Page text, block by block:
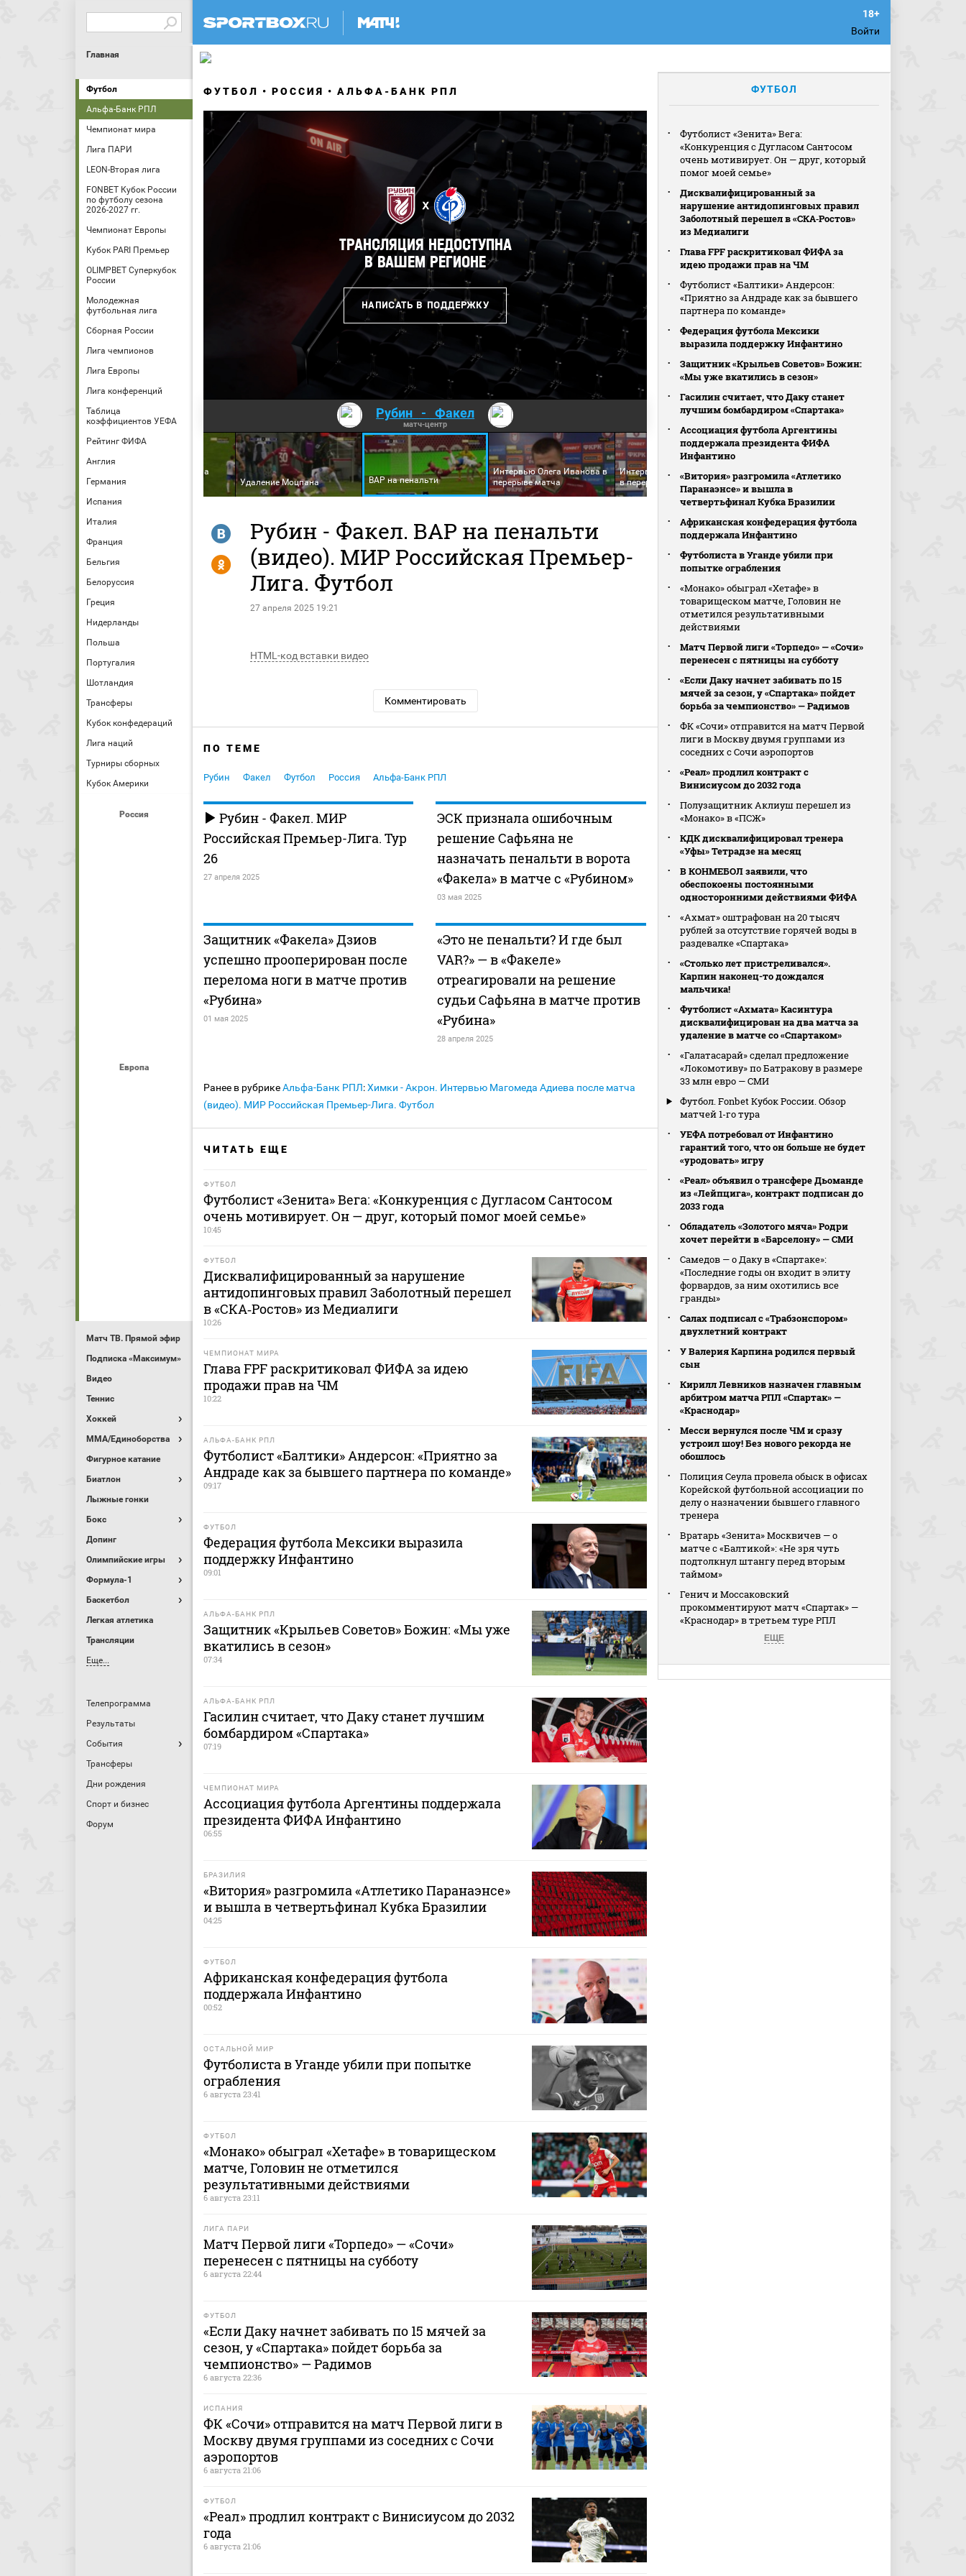
Войти
Главная
Футбол
Альфа-Банк РПЛ
Чемпионат мира
Лига ПАРИ
LEON-Вторая лига
FONBET Кубок России
по футболу сезона
2026-2027 гг.
Чемпионат Европы
Кубок PARI Премьер
OLIMPBET Суперкубок
России
Молодежная
футбольная лига
Сборная России
Лига чемпионов
Лига Европы
Лига конференций
Таблица
коэффициентов УЕФА
Рейтинг ФИФА
Англия
Германия
Испания
Италия
Франция
Бельгия
Белоруссия
Греция
Нидерланды
Польша
Португалия
Шотландия
Трансферы
Кубок конфедераций
Лига наций
Турниры сборных
Кубок Америки
Россия
Европа
Матч ТВ. Прямой эфир
Подписка «Максимум»
Видео
Теннис
Хоккей
MMA/Единоборства
Фигурное катание
Биатлон
Лыжные гонки
Бокс
Допинг
Олимпийские игры
Формула-1
Баскетбол
Легкая атлетика
Трансляции
Еще...
Телепрограмма
Результаты
События
Трансферы
Дни рождения
Спорт и бизнес
Форум
ФУТБОЛ РОССИЯ АЛЬФА-БАНК РПЛ
Рубин - Факел
матч-центр
Дзиов покинул поле на
электрокаре
Удаление Моцпана ВАР на пенальти
Интервью Олега Иванова в
перерыве матча
Интервью Игоря Калинина
в перерыве матча
Интервью Руслана
Безрукова после матча
Рубин - Факел. ВАР на пенальти
(видео). МИР Российская Премьер-
Лига. Футбол
27 апреля 2025 19:21
R
Y
HTML-код вставки видео
Комментировать
ПО ТЕМЕ
Рубин Факел Футбол Россия Альфа-Банк РПЛ
Рубин - Факел. МИР
Российская Премьер-Лига. Тур
26
27 апреля 2025
ЭСК признала ошибочным
решение Сафьяна не
назначать пенальти в ворота
«Факела» в матче с «Рубином»
03 мая 2025
Защитник «Факела» Дзиов
успешно прооперирован после
перелома ноги в матче против
«Рубина»
01 мая 2025
«Это не пенальти? И где был
VAR?» — в «Факеле»
отреагировали на решение
судьи Сафьяна в матче против
«Рубина»
28 апреля 2025
Ранее в рубрикеАльфа-Банк РПЛ:Химки - Акрон. Интервью Магомеда Адиева после матча
(видео). МИР Российская Премьер-Лига. Футбол
ЧИТАТЬ ЕЩЕ
ФУТБОЛ
Футболист «Зенита» Вега: «Конкуренция с Дугласом Сантосом
очень мотивирует. Он — друг, который помог моей семье»
10:45
ФУТБОЛ
Дисквалифицированный за нарушение
антидопинговых правил Заболотный перешел
в «СКА‑Ростов» из Медиалиги
10:26
ЧЕМПИОНАТ МИРА
Глава FPF раскритиковал ФИФА за идею
продажи прав на ЧМ
10:22
АЛЬФА-БАНК РПЛ
Футболист «Балтики» Андерсон: «Приятно за
Андраде как за бывшего партнера по команде»
09:17
ФУТБОЛ
Федерация футбола Мексики выразила
поддержку Инфантино
09:01
АЛЬФА-БАНК РПЛ
Защитник «Крыльев Советов» Божин: «Мы уже
вкатились в сезон»
07:34
АЛЬФА-БАНК РПЛ
Гасилин считает, что Даку станет лучшим
бомбардиром «Спартака»
07:19
ЧЕМПИОНАТ МИРА
Ассоциация футбола Аргентины поддержала
президента ФИФА Инфантино
06:55
БРАЗИЛИЯ
«Витория» разгромила «Атлетико Паранаэнсе»
и вышла в четвертьфинал Кубка Бразилии
04:25
ФУТБОЛ
Африканская конфедерация футбола
поддержала Инфантино
00:52
ОСТАЛЬНОЙ МИР
Футболиста в Уганде убили при попытке
ограбления
6 августа 23:41
ФУТБОЛ
«Монако» обыграл «Хетафе» в товарищеском
матче, Головин не отметился
результативными действиями
6 августа 23:11
ЛИГА ПАРИ
Матч Первой лиги «Торпедо» — «Сочи»
перенесен с пятницы на субботу
6 августа 22:44
ФУТБОЛ
«Если Даку начнет забивать по 15 мячей за
сезон, у «Спартака» пойдет борьба за
чемпионство» — Радимов
6 августа 22:36
ИСПАНИЯ
ФК «Сочи» отправится на матч Первой лиги в
Москву двумя группами из соседних с Сочи
аэропортов
6 августа 21:06
ФУТБОЛ
«Реал» продлил контракт с Винисиусом до 2032
года
6 августа 21:06
ФУТБОЛ
Футболист «Зенита» Вега:
«Конкуренция с Дугласом Сантосом
очень мотивирует. Он — друг, который
помог моей семье»
Дисквалифицированный за
нарушение антидопинговых правил
Заболотный перешел в «СКА‑Ростов»
из Медиалиги
Глава FPF раскритиковал ФИФА за
идею продажи прав на ЧМ
Футболист «Балтики» Андерсон:
«Приятно за Андраде как за бывшего
партнера по команде»
Федерация футбола Мексики
выразила поддержку Инфантино
Защитник «Крыльев Советов» Божин:
«Мы уже вкатились в сезон»
Гасилин считает, что Даку станет
лучшим бомбардиром «Спартака»
Ассоциация футбола Аргентины
поддержала президента ФИФА
Инфантино
«Витория» разгромила «Атлетико
Паранаэнсе» и вышла в
четвертьфинал Кубка Бразилии
Африканская конфедерация футбола
поддержала Инфантино
Футболиста в Уганде убили при
попытке ограбления
«Монако» обыграл «Хетафе» в
товарищеском матче, Головин не
отметился результативными
действиями
Матч Первой лиги «Торпедо» — «Сочи»
перенесен с пятницы на субботу
«Если Даку начнет забивать по 15
мячей за сезон, у «Спартака» пойдет
борьба за чемпионство» — Радимов
ФК «Сочи» отправится на матч Первой
лиги в Москву двумя группами из
соседних с Сочи аэропортов
«Реал» продлил контракт с
Винисиусом до 2032 года
Полузащитник Аклиуш перешел из
«Монако» в «ПСЖ»
КДК дисквалифицировал тренера
«Уфы» Тетрадзе на месяц
В КОНМЕБОЛ заявили, что
обеспокоены постоянными
односторонними действиями ФИФА
«Ахмат» оштрафован на 20 тысяч
рублей за отсутствие горячей воды в
раздевалке «Спартака»
«Столько лет пристреливался».
Карпин наконец-то дождался
мальчика!
Футболист «Ахмата» Касинтура
дисквалифицирован на два матча за
удаление в матче со «Спартаком»
«Галатасарай» сделал предложение
«Локомотиву» по Батракову в размере
33 млн евро — СМИ
Футбол. Fonbet Кубок России. Обзор
матчей 1-го тура
УЕФА потребовал от Инфантино
гарантий того, что он больше не будет
«уродовать» игру
«Реал» объявил о трансфере Дьоманде
из «Лейпцига», контракт подписан до
2033 года
Обладатель «Золотого мяча» Родри
хочет перейти в «Барселону» — СМИ
Самедов — о Даку в «Спартаке»:
«Последние годы он входит в элиту
форвардов, за ним охотились все
гранды»
Салах подписал с «Трабзонспором»
двухлетний контракт
У Валерия Карпина родился первый
сын
Кирилл Левников назначен главным
арбитром матча РПЛ «Спартак» —
«Краснодар»
Месси вернулся после ЧМ и сразу
устроил шоу! Без нового рекорда не
обошлось
Полиция Сеула провела обыск в офисах
Корейской футбольной ассоциации по
делу о назначении бывшего главного
тренера
Вратарь «Зенита» Москвичев — о
матче с «Балтикой»: «Не зря чуть
подтолкнул штангу перед вторым
таймом»
Генич и Моссаковский
прокомментируют матч «Спартак» —
«Краснодар» в третьем туре РПЛ
ЕЩЕ